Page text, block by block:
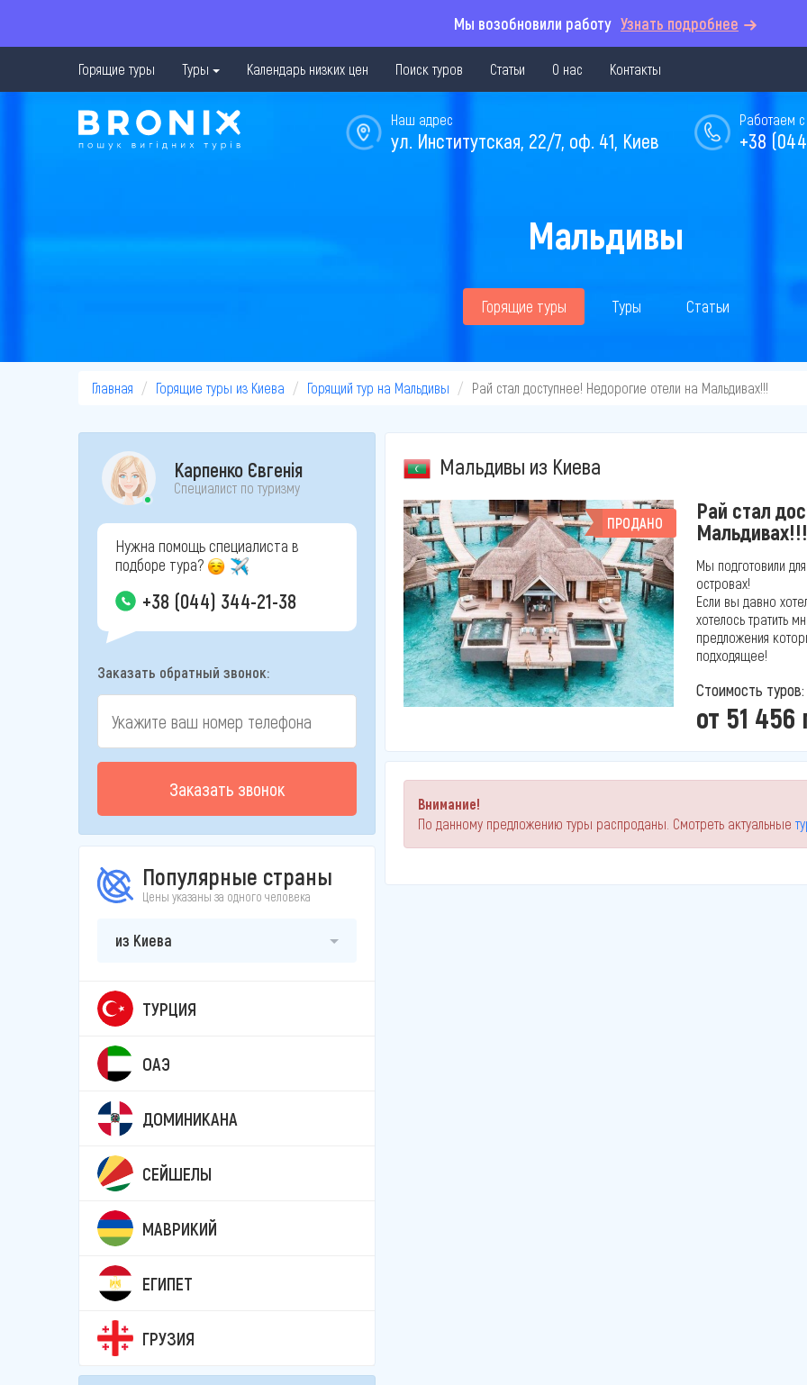
Мы возобновили работу Узнать подробнее
Горящие туры Туры Календарь низких цен Поиск туров Статьи О нас Контакты
Работаем с
+38
Наш адрес
ул. Институтская, 22/7, оф. 41, Киев
Мальдивы
Горящие туры Туры Статьи
Главная Горящие туры из Киева Горящий тур на Мальдивы Рай стал доступнее! Недорогие отели на Мальдивах!!!
Карпенко Євгенія
Специалист по туризму
Нужна помощь специалиста в
подборе тура?
+38 (044) 344-21-38
Заказать обратный звонок:
Заказать звонок
Популярные страны
Цены указаны за одного человека
из Киева
ТУРЦИЯ
ОАЭ
ДОМИНИКАНА
СЕЙШЕЛЫ
МАВРИКИЙ
ЕГИПЕТ
ГРУЗИЯ
Мальдивы из Киева
ПРОДАНО
Рай стал
Мальдивах!!!
Мы подготовили
островах!
Если вы давно
хотелось тратить
предложения
подходящее!
Стоимость туров:
от 51 456
Внимание!
По данному предложению туры распроданы. Смотреть актуальные